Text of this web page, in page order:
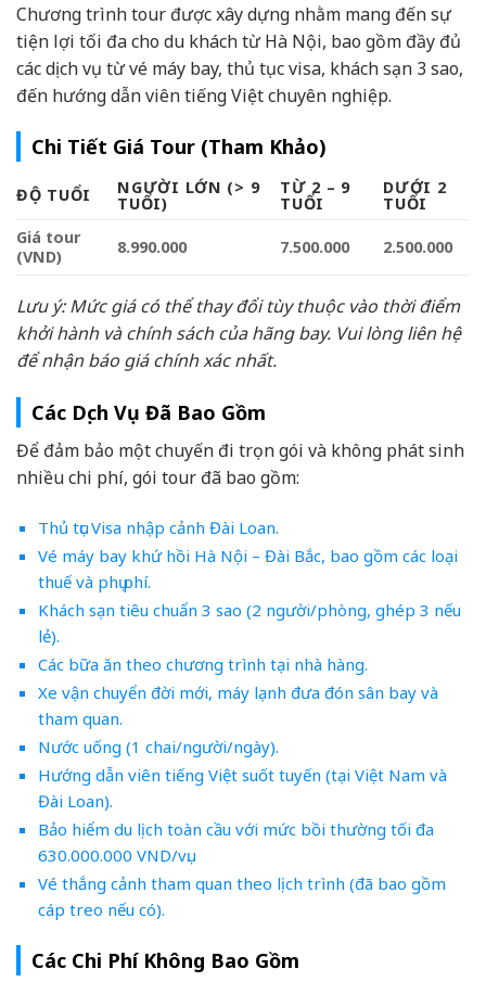
Chương trình tour được xây dựng nhằm mang đến sự
tiện lợi tối đa cho du khách từ Hà Nội, bao gồm đầy đủ
các dịch vụ từ vé máy bay, thủ tục visa, khách sạn 3 sao,
đến hướng dẫn viên tiếng Việt chuyên nghiệp.
Chi Tiết Giá Tour (Tham Khảo)
ĐỘ TUỔI NGƯỜI LỚN (> 9
TUỔI)
TỪ 2 – 9
TUỔI
DƯỚI 2
TUỔI
Giá tour
(VND)
8.990.000 7.500.000 2.500.000
Lưu ý: Mức giá có thể thay đổi tùy thuộc vào thời điểm
khởi hành và chính sách của hãng bay. Vui lòng liên hệ
để nhận báo giá chính xác nhất.
Các Dịch Vụ Đã Bao Gồm
Để đảm bảo một chuyến đi trọn gói và không phát sinh
nhiều chi phí, gói tour đã bao gồm:
Thủ tục Visa nhập cảnh Đài Loan.
Vé máy bay khứ hồi Hà Nội – Đài Bắc, bao gồm các loại
thuế và phụ phí.
Khách sạn tiêu chuẩn 3 sao (2 người/phòng, ghép 3 nếu
lẻ).
Các bữa ăn theo chương trình tại nhà hàng.
Xe vận chuyển đời mới, máy lạnh đưa đón sân bay và
tham quan.
Nước uống (1 chai/người/ngày).
Hướng dẫn viên tiếng Việt suốt tuyến (tại Việt Nam và
Đài Loan).
Bảo hiểm du lịch toàn cầu với mức bồi thường tối đa
630.000.000 VND/vụ.
Vé thắng cảnh tham quan theo lịch trình (đã bao gồm
cáp treo nếu có).
Các Chi Phí Không Bao Gồm